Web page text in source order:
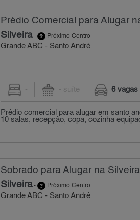
Prédio Comercial para Alugar
Silveira- Próximo Centro
Grande ABC - Santo André
- - suíte 6 vagas
Prédio comercial para alugar em santo
10 salas, recepção, copa, cozinha
Sobrado para Alugar na
Silveira- Próximo Centro
Grande ABC - Santo André